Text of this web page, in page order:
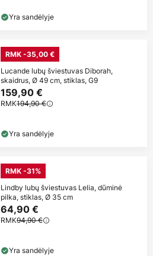
Yra sandėlyje
RMK -35,00 €
Lucande lubų šviestuvas Diborah,
skaidrus, Ø 49 cm, stiklas, G9
159,90 €
RMK194,90 €
Yra sandėlyje
RMK -31%
Lindby lubų šviestuvas Lelia, dūminė
pilka, stiklas, Ø 35 cm
64,90 €
RMK94,90 €
Yra sandėlyje